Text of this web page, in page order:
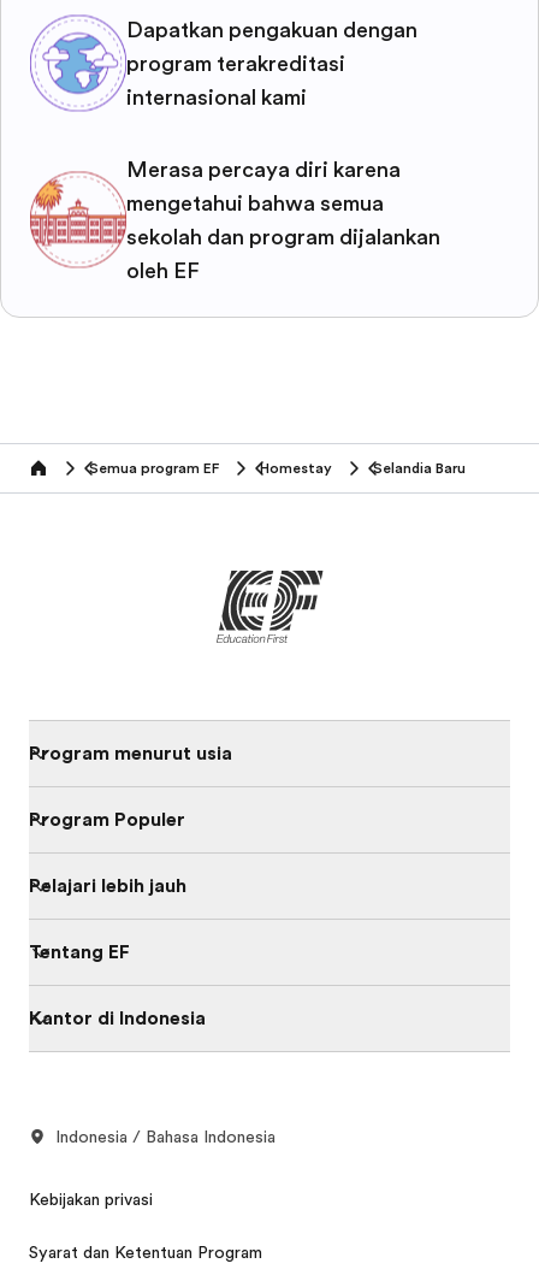
Dapatkan pengakuan dengan
program terakreditasi
internasional kami
Merasa percaya diri karena
mengetahui bahwa semua
sekolah dan program dijalankan
oleh EF
home Semua program EF Homestay Selandia Baru
Program menurut usia
Program Populer
Pelajari lebih jauh
Tentang EF
Kantor di Indonesia
Indonesia / Bahasa Indonesia
Kebijakan privasi
Syarat dan Ketentuan Program